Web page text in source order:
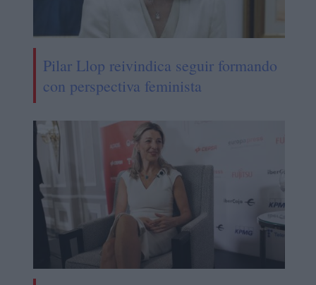
Pilar Llop reivindica seguir formando
con perspectiva feminista